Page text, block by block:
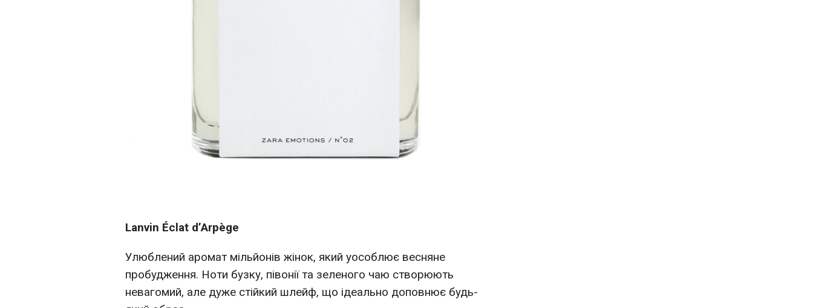
Lanvin Éclat d’Arpège
Улюблений аромат мільйонів жінок, який уособлює весняне
пробудження. Ноти бузку, півонії та зеленого чаю створюють
невагомий, але дуже стійкий шлейф, що ідеально доповнює будь-